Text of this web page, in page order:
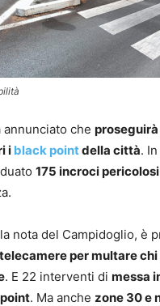
annunciato che
i black pointdella città.
175 incroci pericolosi
nota del Campidoglio, è
per multare chi
. E 22 interventi di messa
. Ma anche zone 30 e